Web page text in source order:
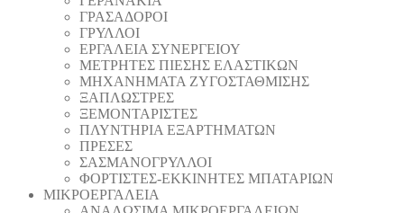
ΓΡΑΣΑΔΟΡΟΙ
ΓΡΥΛΛΟΙ
ΕΡΓΑΛΕΙΑ ΣΥΝΕΡΓΕΙΟΥ
ΜΕΤΡΗΤΕΣ ΠΙΕΣΗΣ ΕΛΑΣΤΙΚΩΝ
ΜΗΧΑΝΗΜΑΤΑ ΖΥΓΟΣΤΑΘΜΙΣΗΣ
ΞΑΠΛΩΣΤΡΕΣ
ΞΕΜΟΝΤΑΡΙΣΤΕΣ
ΠΛΥΝΤΗΡΙΑ ΕΞΑΡΤΗΜΑΤΩΝ
ΠΡΕΣΕΣ
ΣΑΣΜΑΝΟΓΡΥΛΛΟΙ
ΦΟΡΤΙΣΤΕΣ-ΕΚΚΙΝΗΤΕΣ ΜΠΑΤΑΡΙΩΝ
ΜΙΚΡΟΕΡΓΑΛΕΙΑ